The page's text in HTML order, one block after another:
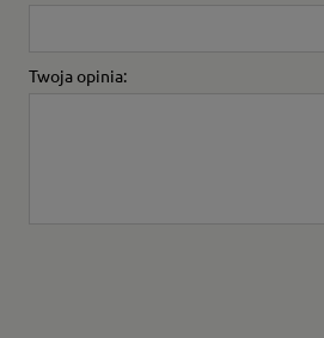
Twoja opinia: